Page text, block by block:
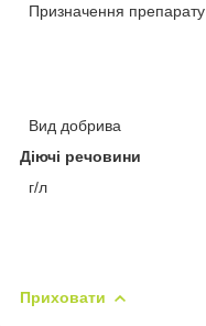
Призначення препарату
Вид добрива
Діючі речовини
г/л
Приховати